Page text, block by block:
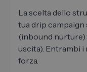
La scelta dello
tua drip campaign
(inbound nurture)
uscita). Entrambi
forza.